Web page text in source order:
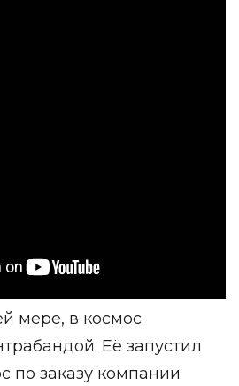
мере, в космос
Её запустил
по заказу компании